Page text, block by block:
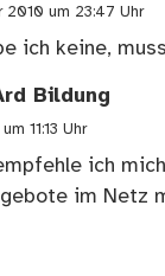
2010 um 23:47 Uhr
ich keine,
Bildung
11:13 Uhr
ich
im Netz